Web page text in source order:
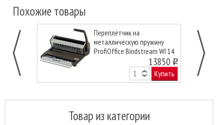
Похожие товары
Переплётчик на
металлическую пружину
ProfiOffice Bindstream WI 14
13850 o
Купить
Товар из категории